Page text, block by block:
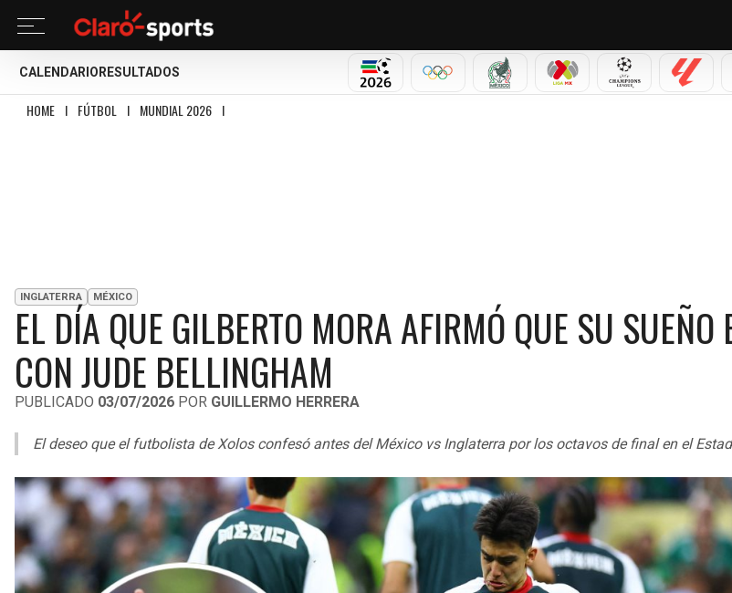
CALENDARIO RESULTADOS
MUNDIAL 2026OLÍMPICOSSELECCIÓN MEXICANA
LIGA MX CHAMPIONSLALIGA
HOME I FÚTBOL I MUNDIAL 2026 I
INGLATERRA MÉXICO
EL DÍA QUE GILBERTO MORA AFIRMÓ QUE SU SUEÑO
CON JUDE BELLINGHAM
PUBLICADO 03/07/2026 POR GUILLERMO HERRERA
El deseo que el futbolista de Xolos confesó antes del México vs Inglaterra por los octavos de final en el